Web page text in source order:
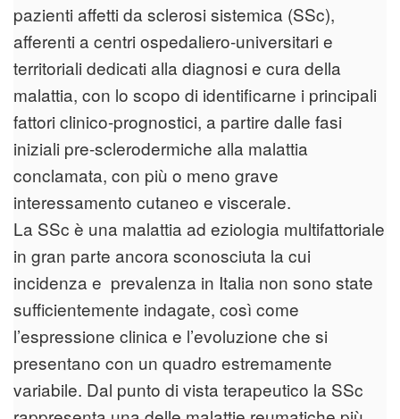
pazienti affetti da sclerosi sistemica (SSc),
afferenti a centri ospedaliero-universitari e
territoriali dedicati alla diagnosi e cura della
malattia, con lo scopo di identificarne i principali
fattori clinico-prognostici, a partire dalle fasi
iniziali pre-sclerodermiche alla malattia
conclamata, con più o meno grave
interessamento cutaneo e viscerale.
La SSc è una malattia ad eziologia multifattoriale
in gran parte ancora sconosciuta la cui
incidenza e prevalenza in Italia non sono state
sufficientemente indagate, così come
l’espressione clinica e l’evoluzione che si
presentano con un quadro estremamente
variabile. Dal punto di vista terapeutico la SSc